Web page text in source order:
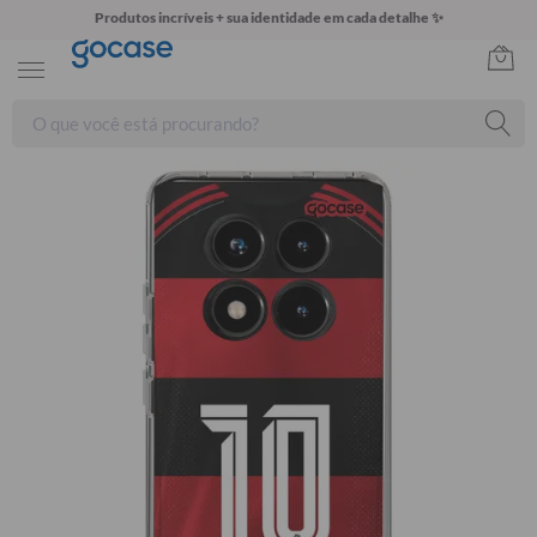
Produtos incríveis + sua identidade em cada detalhe ✨